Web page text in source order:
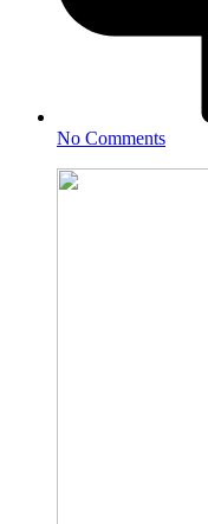
No Comments